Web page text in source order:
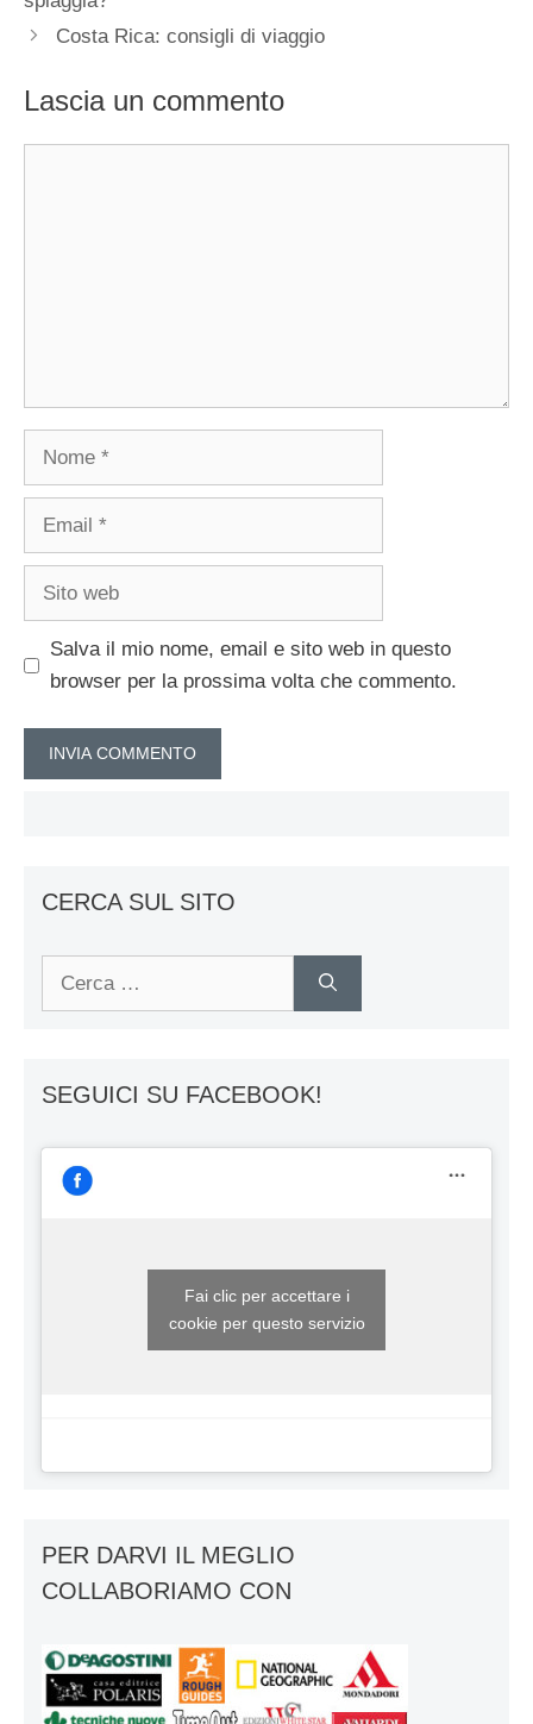
Costa Rica: consigli di viaggio
Lascia un commento
Nome
Email
Sito
Salva il mio nome, email e sito web in questo
browser per la prossima volta che commento.
CERCA SUL SITO
SEGUICI SU FACEBOOK!
Fai clic per accettare i
cookie per questo servizio
PER DARVI IL MEGLIO
COLLABORIAMO CON